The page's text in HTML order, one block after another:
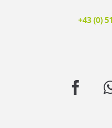
+43 (0)